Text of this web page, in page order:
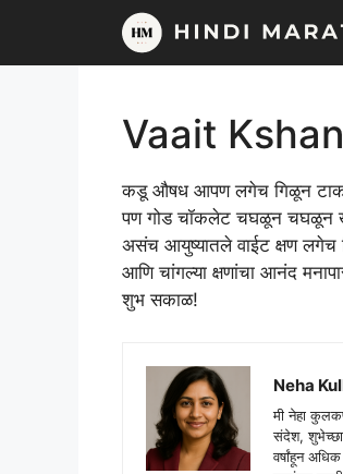
content
Vaait
कडू औषध आपण लगेच गिळून
पण गोड चॉकलेट चघळून चघळून
असंच आयुष्यातले वाईट क्षण लगेच
आणि चांगल्या क्षणांचा आनंद
शुभ सकाळ!
Neha
मी नेहा
संदेश,
वर्षांहून